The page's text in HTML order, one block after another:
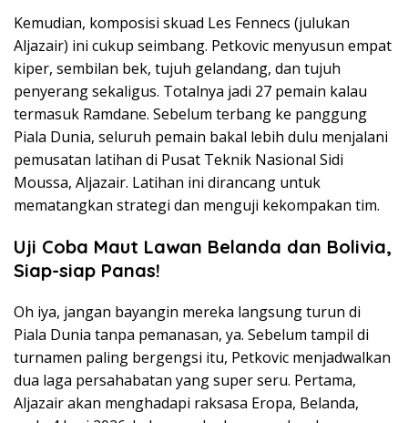
Kemudian, komposisi skuad Les Fennecs (julukan
Aljazair) ini cukup seimbang. Petkovic menyusun empat
kiper, sembilan bek, tujuh gelandang, dan tujuh
penyerang sekaligus. Totalnya jadi 27 pemain kalau
termasuk Ramdane. Sebelum terbang ke panggung
Piala Dunia, seluruh pemain bakal lebih dulu menjalani
pemusatan latihan di Pusat Teknik Nasional Sidi
Moussa, Aljazair. Latihan ini dirancang untuk
mematangkan strategi dan menguji kekompakan tim.
Uji Coba Maut Lawan Belanda dan Bolivia,
Siap-siap Panas!
Oh iya, jangan bayangin mereka langsung turun di
Piala Dunia tanpa pemanasan, ya. Sebelum tampil di
turnamen paling bergengsi itu, Petkovic menjadwalkan
dua laga persahabatan yang super seru. Pertama,
Aljazair akan menghadapi raksasa Eropa, Belanda,